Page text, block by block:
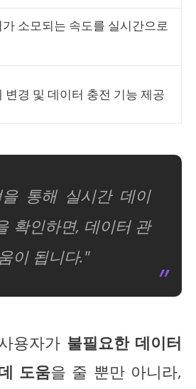
소모되는 속도를 실시간으로
변경 및 데이터 충전 기능 제공
통해 실시간 데이
확인하면, 데이터 관
이 됩니다."
용자가 불필요한 데이터
도움을 줄 뿐만 아니라,